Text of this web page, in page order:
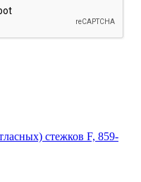
стежков F, 859-